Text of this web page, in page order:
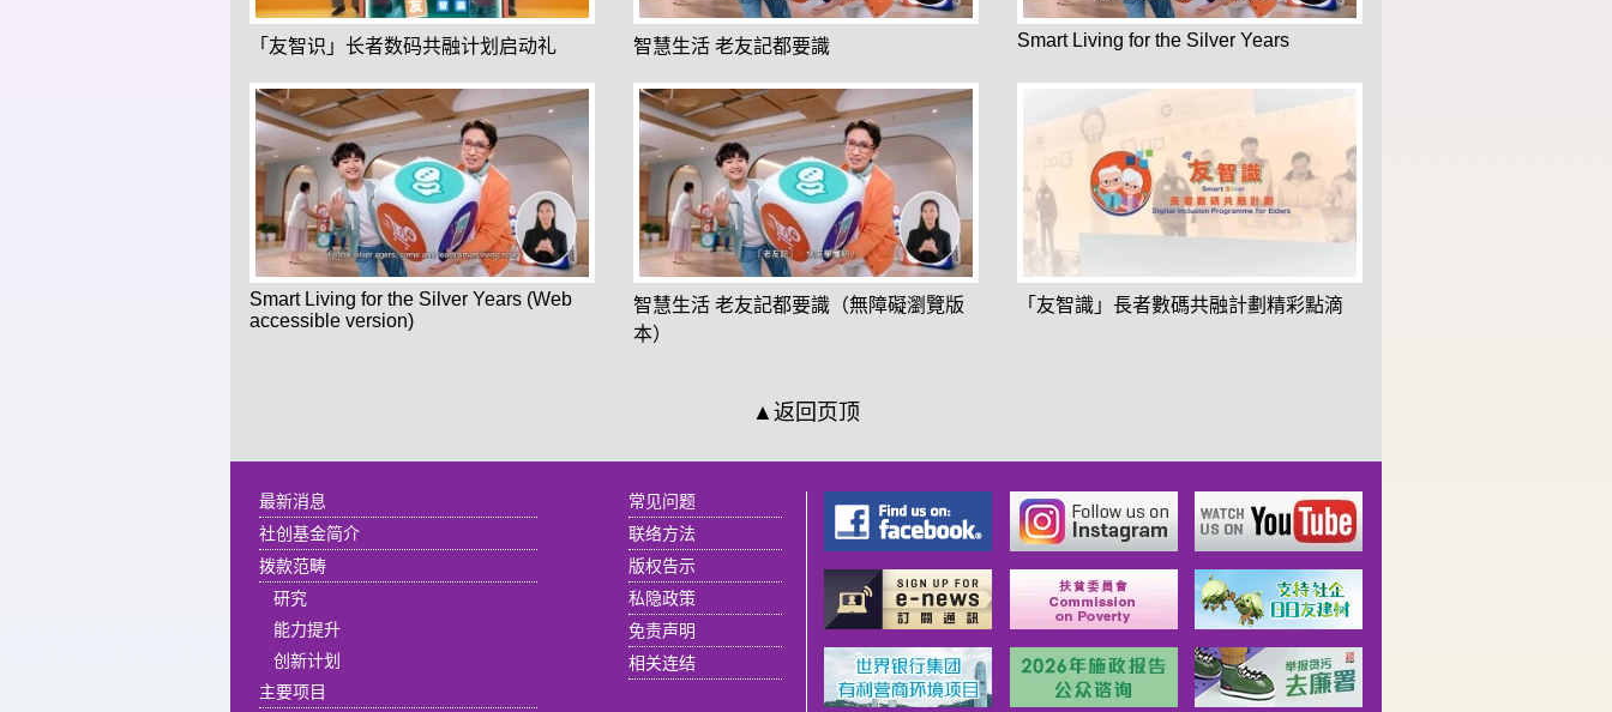
「友智识」长者数码共融计划启动礼 智慧生活 老友記都要識 Smart Living for the Silver Years
Smart Living for the Silver Years (Web
accessible version)
智慧生活 老友記都要識（無障礙瀏覽版
本）
「友智識」長者數碼共融計劃精彩點滴
▲返回页顶
最新消息
社创基金简介
拨款范畴
研究
能力提升
创新计划
主要项目
常见问题
联络方法
版权告示
私隐政策
免责声明
相关连结